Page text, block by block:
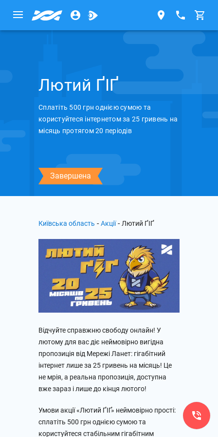
Лютий ҐІҐ
Сплатіть 500 грн однією сумою та
користуйтеся інтернетом за 25 гривень на
місяць протягом 20 періодів
Завершена
Київська область - Акції - Лютий ҐІҐ
Відчуйте справжню свободу онлайн! У
лютому для вас діє неймовірно вигідна
пропозиція від Мережі Ланет: гігабітний
інтернет лише за 25 гривень на місяць! Це
не мрія, а реальна пропозиція, доступна
вже зараз і лише до кінця лютого!
Умови акції «Лютий ҐІҐ» неймовірно прості:
сплатіть 500 грн однією сумою та
користуйтеся стабільним гігабітним